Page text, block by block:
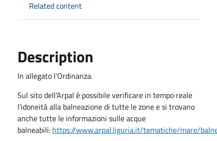
Related content
Description
In allegato l'Ordinanza.
Sul sito dell'Arpal è possibile verificare in tempo reale
l'idoneità alla balneazione di tutte le zone e si trovano
anche tutte le informazioni sulle acque
balneabili: https://www.arpal.liguria.it/tematiche/mare/